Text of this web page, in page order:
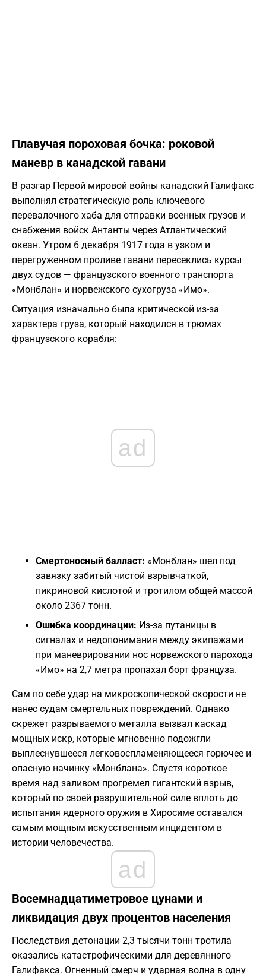
Плавучая пороховая бочка: роковой
маневр в канадской гавани
В разгар Первой мировой войны канадский Галифакс
выполнял стратегическую роль ключевого
перевалочного хаба для отправки военных грузов и
снабжения войск Антанты через Атлантический
океан. Утром 6 декабря 1917 года в узком и
перегруженном проливе гавани пересеклись курсы
двух судов — французского военного транспорта
«Монблан» и норвежского сухогруза «Имо».
Ситуация изначально была критической из-за
характера груза, который находился в трюмах
французского корабля:
ad
Смертоносный балласт: «Монблан» шел под
завязку забитый чистой взрывчаткой,
пикриновой кислотой и тротилом общей массой
около 2367 тонн.
Ошибка координации: Из-за путаницы в
сигналах и недопонимания между экипажами
при маневрировании нос норвежского парохода
«Имо» на 2,7 метра пропахал борт француза.
Сам по себе удар на микроскопической скорости не
нанес судам смертельных повреждений. Однако
скрежет разрываемого металла вызвал каскад
мощных искр, которые мгновенно подожгли
выплеснувшееся легковоспламеняющееся горючее и
опасную начинку «Монблана». Спустя короткое
время над заливом прогремел гигантский взрыв,
который по своей разрушительной силе вплоть до
испытания ядерного оружия в Хиросиме оставался
самым мощным искусственным инцидентом в
истории человечества.
ad
Восемнадцатиметровое цунами и
ликвидация двух процентов населения
Последствия детонации 2,3 тысячи тонн тротила
оказались катастрофическими для деревянного
Галифакса. Огненный смерч и ударная волна в одну